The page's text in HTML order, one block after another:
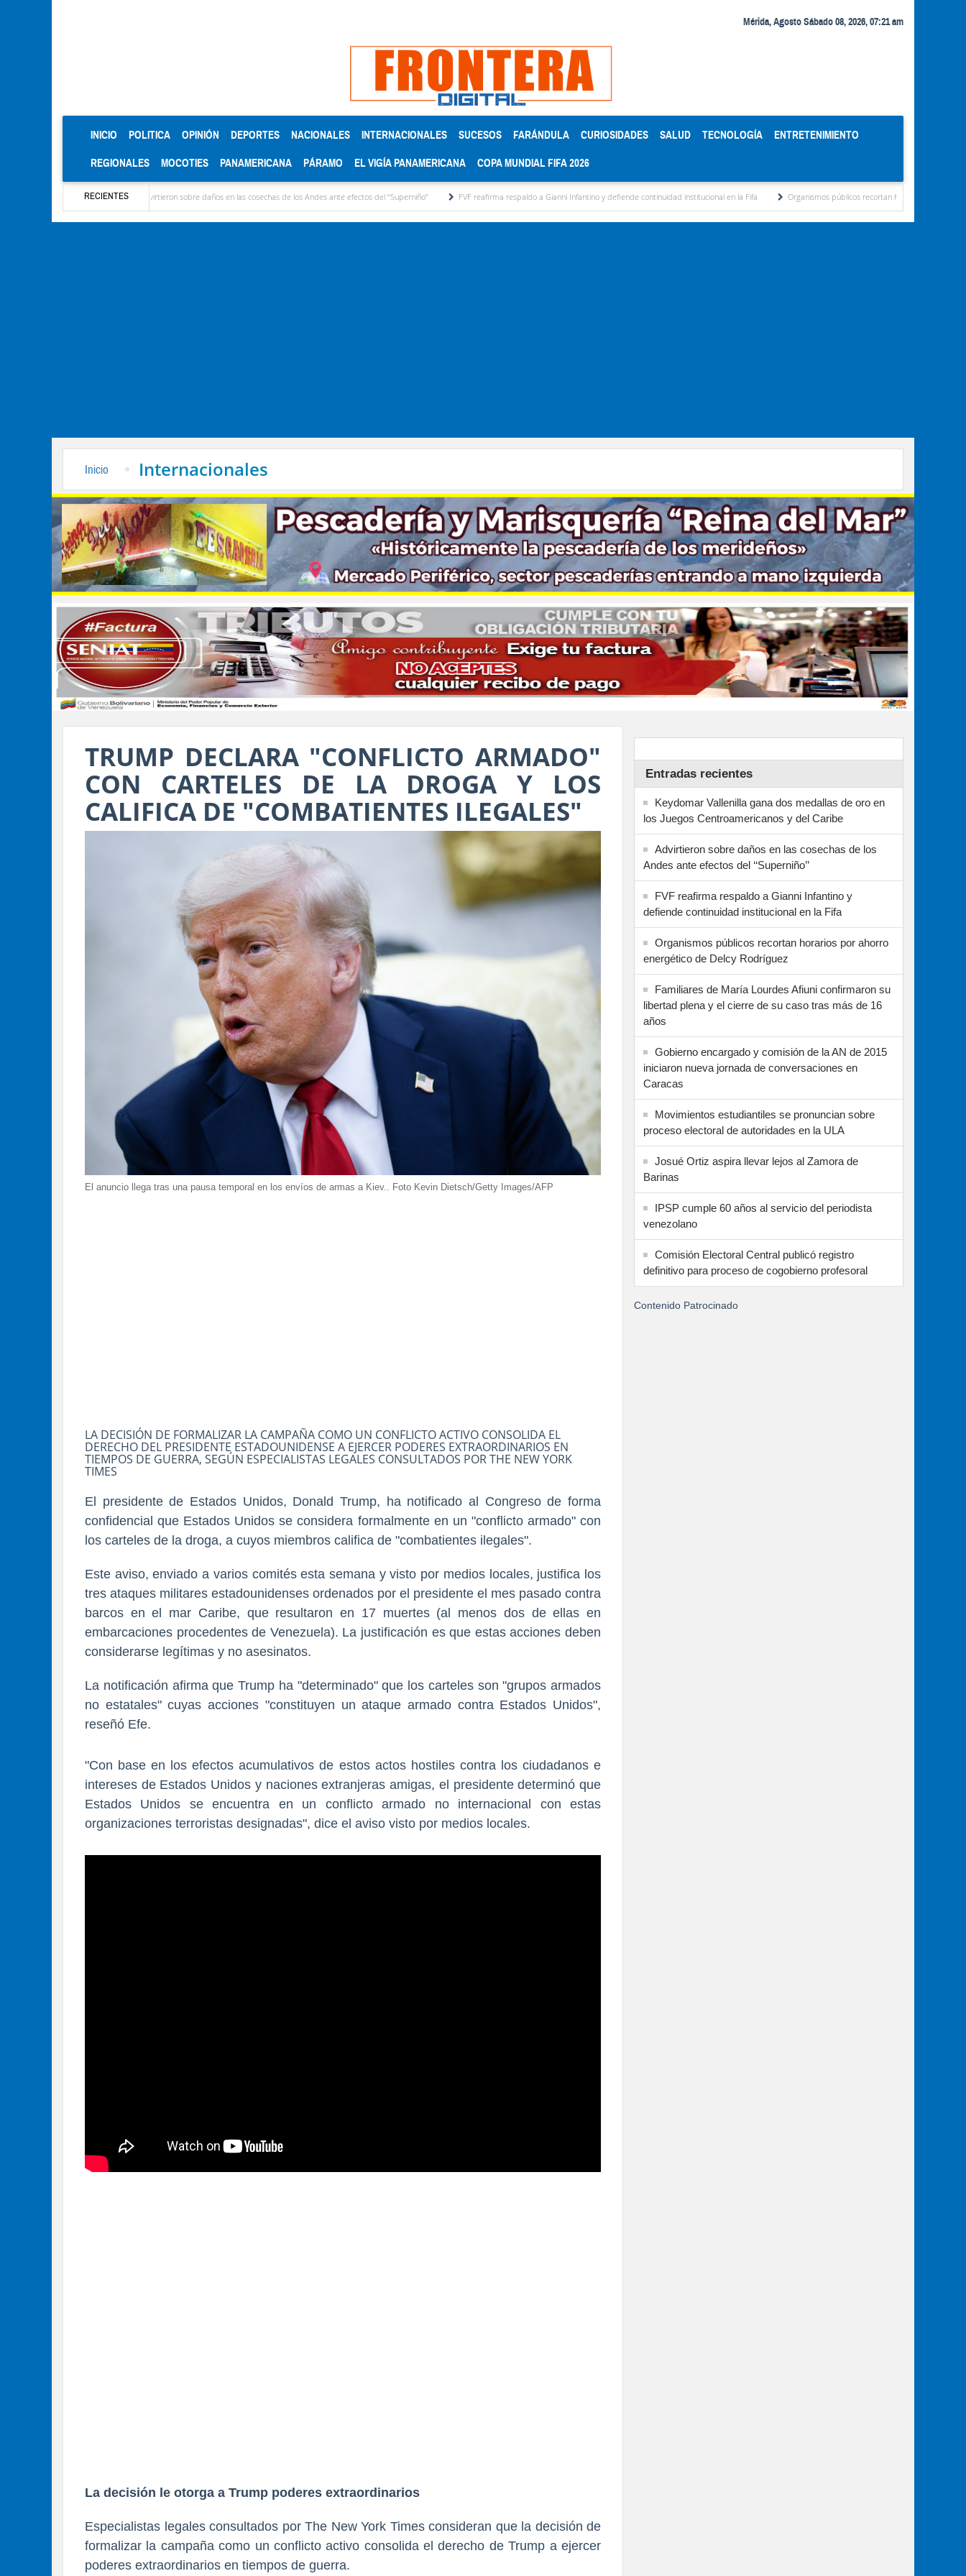
Mérida, Agosto Sábado 08, 2026, 07:21 am
INICIO (CURRENT)
POLITICA OPINIÓN DEPORTES NACIONALES INTERNACIONALES SUCESOS FARÁNDULA CURIOSIDADES SALUD TECNOLOGÍA ENTRETENIMIENTO
REGIONALES MOCOTIES PANAMERICANA PÁRAMO EL VIGÍA PANAMERICANA COPA MUNDIAL FIFA 2026
RECIENTES
Advirtieron sobre daños en las cosechas de los Andes ante efectos del ‘‘Superniño’’ FVF reafirma respaldo a Gianni Infantino y defiende continuidad institucional en la Fifa Organismos públicos recortan horarios por ahorro energético de
Inicio Internacionales
TRUMP DECLARA "CONFLICTO ARMADO"
CON CARTELES DE LA DROGA Y LOS
CALIFICA DE "COMBATIENTES ILEGALES"
El anuncio llega tras una pausa temporal en los envíos de armas a Kiev.. Foto Kevin Dietsch/Getty Images/AFP
LA DECISIÓN DE FORMALIZAR LA CAMPAÑA COMO UN CONFLICTO ACTIVO CONSOLIDA EL
DERECHO DEL PRESIDENTE ESTADOUNIDENSE A EJERCER PODERES EXTRAORDINARIOS EN
TIEMPOS DE GUERRA, SEGÚN ESPECIALISTAS LEGALES CONSULTADOS POR THE NEW YORK
TIMES
El presidente de Estados Unidos, Donald Trump, ha notificado al Congreso de forma
confidencial que Estados Unidos se considera formalmente en un "conflicto armado" con
los carteles de la droga, a cuyos miembros califica de "combatientes ilegales".
Este aviso, enviado a varios comités esta semana y visto por medios locales, justifica los
tres ataques militares estadounidenses ordenados por el presidente el mes pasado contra
barcos en el mar Caribe, que resultaron en 17 muertes (al menos dos de ellas en
embarcaciones procedentes de Venezuela). La justificación es que estas acciones deben
considerarse legítimas y no asesinatos.
La notificación afirma que Trump ha "determinado" que los carteles son "grupos armados
no estatales" cuyas acciones "constituyen un ataque armado contra Estados Unidos",
reseñó Efe.
"Con base en los efectos acumulativos de estos actos hostiles contra los ciudadanos e
intereses de Estados Unidos y naciones extranjeras amigas, el presidente determinó que
Estados Unidos se encuentra en un conflicto armado no internacional con estas
organizaciones terroristas designadas", dice el aviso visto por medios locales.
La decisión le otorga a Trump poderes extraordinarios
Especialistas legales consultados por The New York Times consideran que la decisión de
formalizar la campaña como un conflicto activo consolida el derecho de Trump a ejercer
poderes extraordinarios en tiempos de guerra.
Entradas recientes
Keydomar Vallenilla gana dos medallas de oro en
los Juegos Centroamericanos y del Caribe
Advirtieron sobre daños en las cosechas de los
Andes ante efectos del ‘‘Superniño’’
FVF reafirma respaldo a Gianni Infantino y
defiende continuidad institucional en la Fifa
Organismos públicos recortan horarios por ahorro
energético de Delcy Rodríguez
Familiares de María Lourdes Afiuni confirmaron su
libertad plena y el cierre de su caso tras más de 16
años
Gobierno encargado y comisión de la AN de 2015
iniciaron nueva jornada de conversaciones en
Caracas
Movimientos estudiantiles se pronuncian sobre
proceso electoral de autoridades en la ULA
Josué Ortiz aspira llevar lejos al Zamora de
Barinas
IPSP cumple 60 años al servicio del periodista
venezolano
Comisión Electoral Central publicó registro
definitivo para proceso de cogobierno profesoral
Contenido Patrocinado